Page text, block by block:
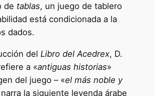
de tablas, un juego de tablero
está condicionada a la
dados.
del Libro del Acedrex, D.
a «antiguas historias»
del juego – «el más noble y
la siguiente leyenda árabe